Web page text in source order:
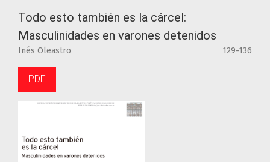
Todo esto también es la cárcel:
Masculinidades en varones detenidos
Inés Oleastro 129-136
PDF